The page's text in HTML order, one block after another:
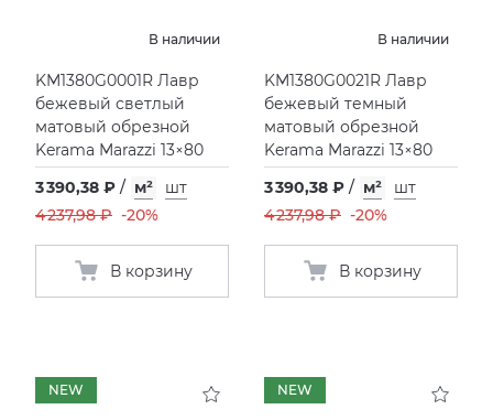
XLIGHT XTONE URBATEK
XXL Pamesa
УНИТАЗЫ И ПИCCУАРЫ
В наличии
KM1380G0001R Лавр
бежевый светлый
матовый обрезной
Kerama Marazzi 13×80
3 390,38 ₽ / м²
шт
4 237,98 ₽ -20%
В корзину
В наличии
KM1380G0021R Лавр
бежевый темный
матовый обрезной
Kerama Marazzi 13×80
3 390,38 ₽ / м²
шт
4 237,98 ₽ -20%
В корзину
NEW NEW